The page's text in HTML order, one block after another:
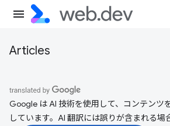
Articles
Google は AI 技術を使用して、コンテンツ
しています。AI 翻訳には誤りが含まれる場